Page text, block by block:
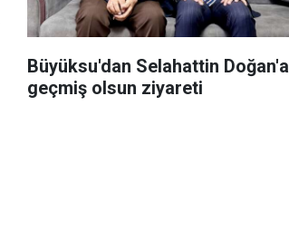
Büyüksu'dan Selahattin Doğan'a
geçmiş olsun ziyareti